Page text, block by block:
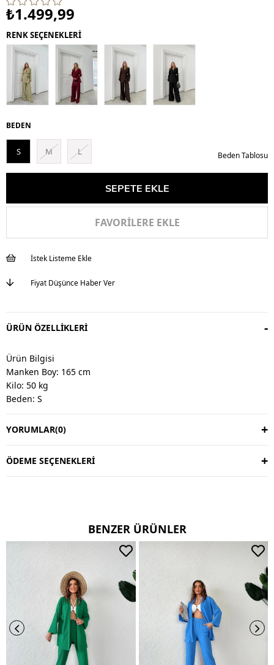
₺1.499,99
RENK SEÇENEKLERİ
BEDEN
S M L Beden Tablosu
FAVORILERE EKLE
İstek Listeme Ekle
Fiyat Düşünce Haber Ver
ÜRÜN ÖZELLIKLERI
Ürün Bilgisi
Manken Boy: 165 cm
Kilo: 50 kg
Beden: S
Değişim & İade
Değişim süresi 3 iş günüdür.
Kargo alıcıya aittir.
Ters çevirerek yıkayınız.
Çift renkli ürünlerde yıkama mendili kullanınız.
Deri ve süet ürünleri makinede yıkamayınız, kuru temizleme
YORUMLAR(0)
ÖDEME SEÇENEKLERI
BENZER ÜRÜNLER